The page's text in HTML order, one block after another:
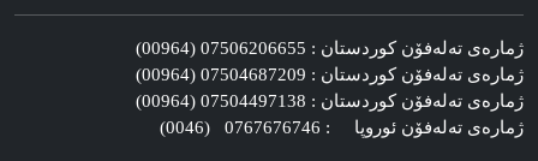
ژماره‌ی ته‌له‌فۆن کوردستان : 07506206655 (00964)
ژماره‌ی ته‌له‌فۆن کوردستان : 07504687209 (00964)
ژماره‌ی ته‌له‌فۆن کوردستان : 07504497138 (00964)
ژماره‌ی ته‌له‌فۆن ئوروپا : 0767676746 (0046)